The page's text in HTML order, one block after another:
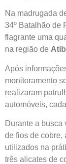
Na madrugada
34º Batalhão de
flagrante uma
na região de
Após
monitoramento
realizaram
automóveis,
Durante a busca
de fios de cobre,
utilizados na
três alicates de